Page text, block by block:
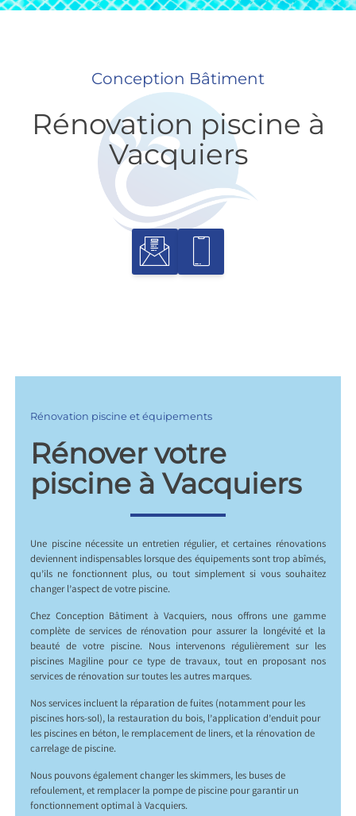
Conception Bâtiment
Rénovation piscine à
Vacquiers
Rénovation piscine et équipements
Rénover votre
piscine à Vacquiers
Une piscine nécessite un entretien régulier, et certaines rénovations
deviennent indispensables lorsque des équipements sont trop abîmés,
qu’ils ne fonctionnent plus, ou tout simplement si vous souhaitez
changer l’aspect de votre piscine.
Chez Conception Bâtiment à Vacquiers, nous offrons une gamme
complète de services de rénovation pour assurer la longévité et la
beauté de votre piscine. Nous intervenons régulièrement sur les
piscines Magiline pour ce type de travaux, tout en proposant nos
services de rénovation sur toutes les autres marques.
Nos services incluent la réparation de fuites (notamment pour les
piscines hors-sol), la restauration du bois, l’application d’enduit pour
les piscines en béton, le remplacement de liners, et la rénovation de
carrelage de piscine.
Nous pouvons également changer les skimmers, les buses de
refoulement, et remplacer la pompe de piscine pour garantir un
fonctionnement optimal à Vacquiers.